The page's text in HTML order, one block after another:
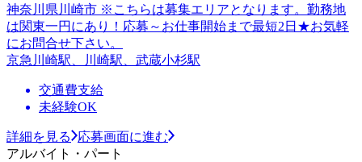
神奈川県川崎市 ※こちらは募集エリアとなります。勤務地
は関東一円にあり！応募～お仕事開始まで最短2日★お気軽
にお問合せ下さい。
京急川崎駅、川崎駅、武蔵小杉駅
交通費支給
未経験OK
詳細を見る
応募画面に進む
アルバイト・パート